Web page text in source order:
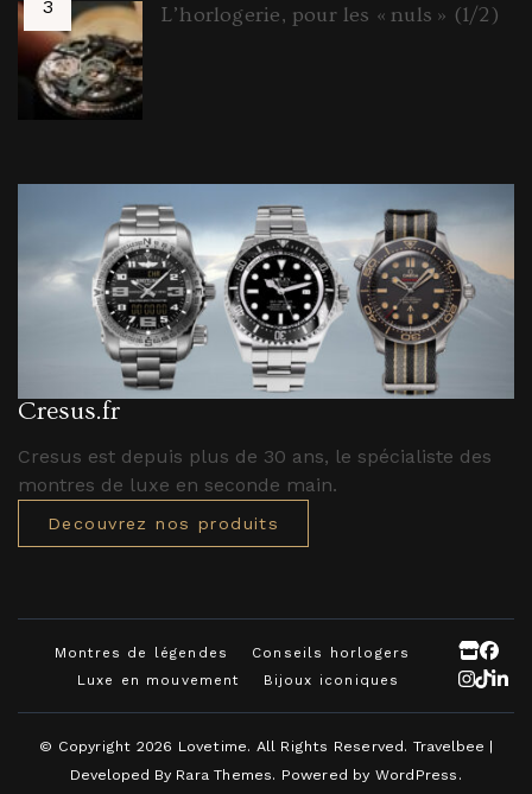
L’horlogerie, pour les « nuls » (1/2)
Cresus.fr
Cresus est depuis plus de 30 ans, le spécialiste des
montres de luxe en seconde main.
Decouvrez nos produits
Montres de légendes
Conseils horlogers
Luxe en mouvement
Bijoux iconiques
© Copyright 2026 Lovetime. All Rights Reserved. Travelbee |
Developed By Rara Themes. Powered by WordPress .